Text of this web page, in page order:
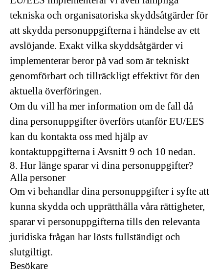
tekniska och organisatoriska skyddsåtgärder för
att skydda personuppgifterna i händelse av ett
avslöjande. Exakt vilka skyddsåtgärder vi
implementerar beror på vad som är tekniskt
genomförbart och tillräckligt effektivt för den
aktuella överföringen.
Om du vill ha mer information om de fall då
dina personuppgifter överförs utanför EU/EES
kan du kontakta oss med hjälp av
kontaktuppgifterna i Avsnitt 9 och 10 nedan.
8. Hur länge sparar vi dina personuppgifter?
Alla personer
Om vi ​​behandlar dina personuppgifter i syfte att
kunna skydda och upprätthålla våra rättigheter,
sparar vi personuppgifterna tills den relevanta
juridiska frågan har lösts fullständigt och
slutgiltigt.
Besökare